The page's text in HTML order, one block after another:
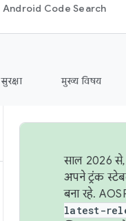
Android Code Search
सुरक्षा मुख्य विषय
साल 2026 से,
अपने ट्रंक
बना रहे.
latest-